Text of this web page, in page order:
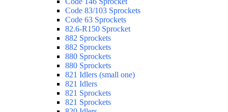
Code 83/103 Sprockets
Code 63 Sprockets
82.6-R150 Sprocket
882 Sprockets
882 Sprockets
880 Sprockets
880 Sprockets
821 Idlers (small one)
821 Idlers
821 Sprockets
821 Sprockets